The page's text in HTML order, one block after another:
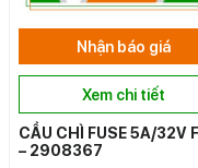
Nhận báo giá
Xem chi tiết
CẦU CHÌ FUSE 5A/32V
– 2908367